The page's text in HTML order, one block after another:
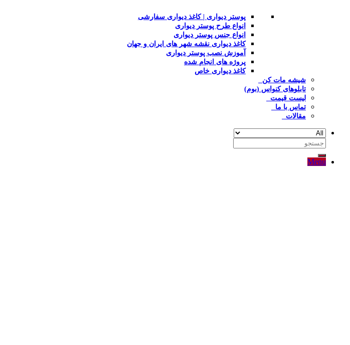
پوستر دیواری | کاغذ دیواری سفارشی
انواع طرح پوستر دیواری
انواع جنس پوستر دیواری
کاغذ دیواری نقشه شهر های ایران و جهان
آموزش نصب پوستر دیواری
پروژه های انجام شده
کاغذ دیواری خاص
شیشه مات کن
تابلوهای کنواس (بوم)
لیست قیمت
تماس با ما
مقالات
جستجو
Menu